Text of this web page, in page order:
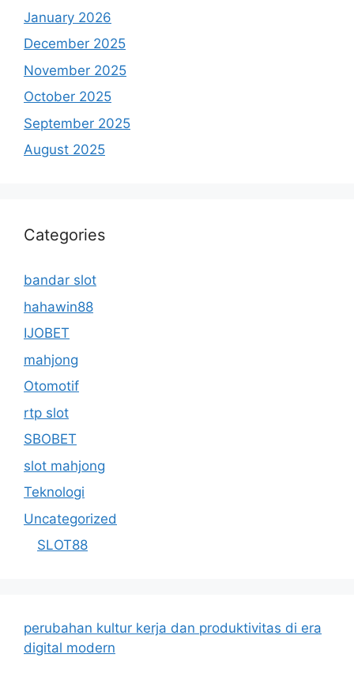
January 2026
December 2025
November 2025
October 2025
September 2025
August 2025
Categories
bandar slot
hahawin88
IJOBET
mahjong
Otomotif
rtp slot
SBOBET
slot mahjong
Teknologi
Uncategorized
SLOT88
perubahan kultur kerja dan produktivitas di era
digital modern